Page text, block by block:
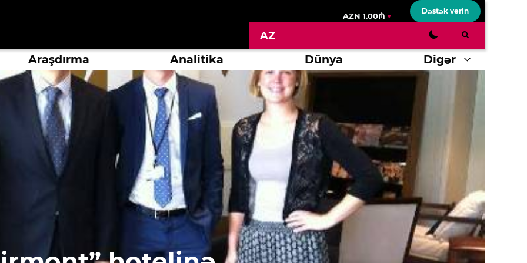
AZN 1.00₼
Dəstək verin
AZ
Araşdırma Analitika Dünya Digər